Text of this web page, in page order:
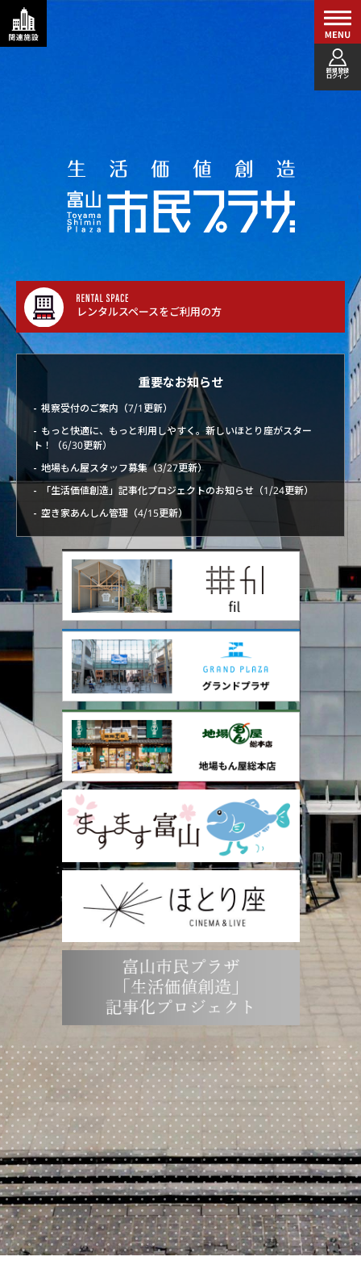
新規登録
ログイン
レンタルスペースをご利用の方
重要なお知らせ
視察受付のご案内（7/1更新）
もっと快適に、もっと利用しやすく。新しいほとり座がスター
ト！（6/30更新）
地場もん屋スタッフ募集（3/27更新）
「生活価値創造」記事化プロジェクトのお知らせ（1/24更新）
空き家あんしん管理（4/15更新）